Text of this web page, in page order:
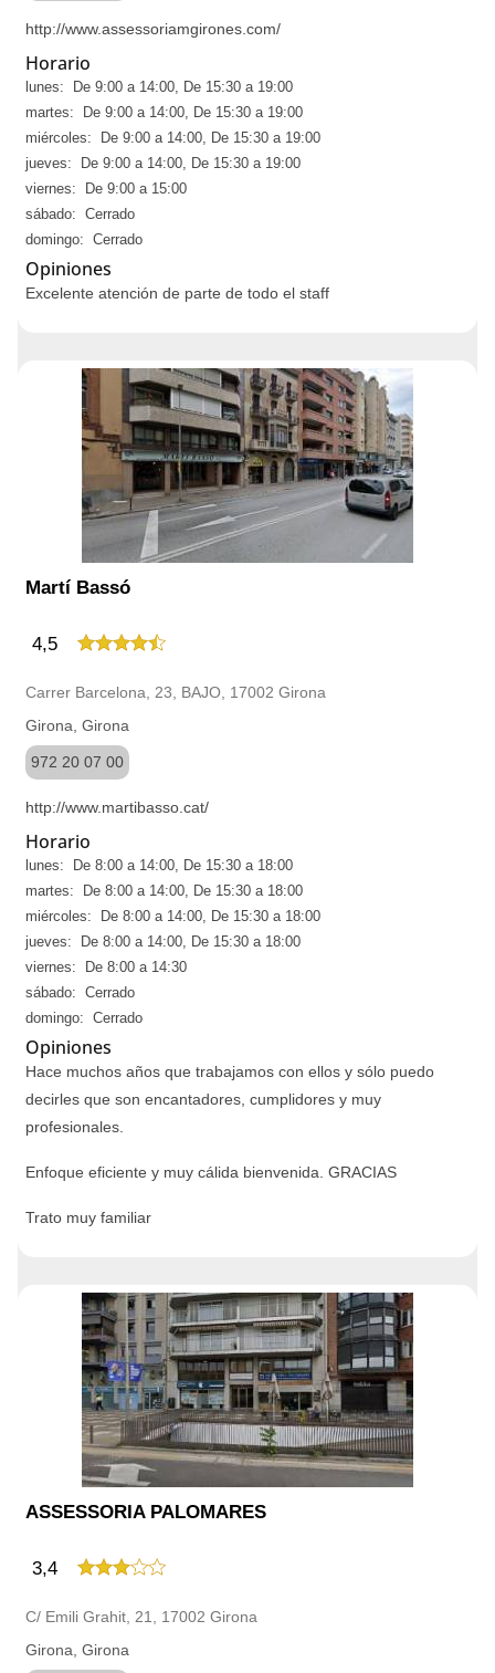
http://www.assessoriamgirones.com/
Horario
lunes: De 9:00 a 14:00, De 15:30 a 19:00
martes: De 9:00 a 14:00, De 15:30 a 19:00
miércoles: De 9:00 a 14:00, De 15:30 a 19:00
jueves: De 9:00 a 14:00, De 15:30 a 19:00
viernes: De 9:00 a 15:00
sábado: Cerrado
domingo: Cerrado
Opiniones
Excelente atención de parte de todo el staff
Martí Bassó
4,5
Carrer Barcelona, 23, BAJO, 17002 Girona
Girona, Girona
972 20 07 00
http://www.martibasso.cat/
Horario
lunes: De 8:00 a 14:00, De 15:30 a 18:00
martes: De 8:00 a 14:00, De 15:30 a 18:00
miércoles: De 8:00 a 14:00, De 15:30 a 18:00
jueves: De 8:00 a 14:00, De 15:30 a 18:00
viernes: De 8:00 a 14:30
sábado: Cerrado
domingo: Cerrado
Opiniones
Hace muchos años que trabajamos con ellos y sólo puedo
decirles que son encantadores, cumplidores y muy
profesionales.
Enfoque eficiente y muy cálida bienvenida. GRACIAS
Trato muy familiar
ASSESSORIA PALOMARES
3,4
C/ Emili Grahit, 21, 17002 Girona
Girona, Girona